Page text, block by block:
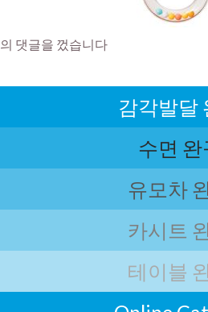
의 댓글을 껐습니다
감각발달
수면 완
유모차
카시트
테이블